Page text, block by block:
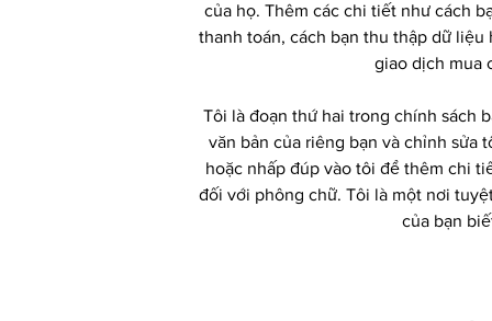
của họ. Thêm các chi tiết như cách
thanh toán, cách bạn thu thập dữ
giao dịch mua
Tôi là đoạn thứ hai trong chính sách
văn bản của riêng bạn và chỉnh sửa
hoặc nhấp đúp vào tôi để thêm chi
đối với phông chữ. Tôi là một nơi
của bạn